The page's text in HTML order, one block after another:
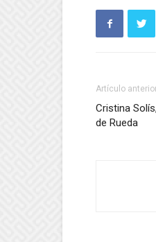
Artículo
Cristina
de Rueda